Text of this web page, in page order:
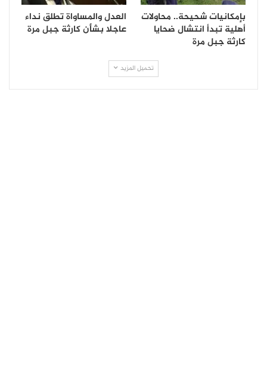
بإمكانيات شحيحة.. محاولات
أهلية تبدأ انتشال ضحايا
كارثة جبل مرة
العدل والمساواة تطلق نداء
عاجلا بشأن كارثة جبل مرة
تحميل المزيد